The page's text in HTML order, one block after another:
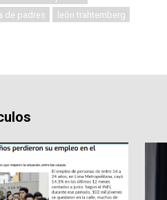
de padres león trahtemberg